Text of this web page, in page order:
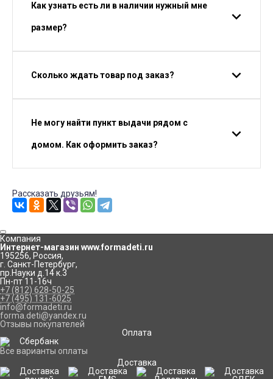
Как узнать есть ли в наличии нужный мне
размер?
Сколько ждать товар под заказ?
Не могу найти пункт выдачи рядом с
домом. Как оформить заказ?
Рассказать друзьям!
Компания
Интернет-магазин www.formadeti.ru
195256, Россия,
г. Санкт-Петербург,
пр.Науки д.14 к.3
Пн-пт 11-16ч
+7 (812) 628-50-25
+7 (495) 131-6025
info@formadeti.ru
forma.deti@yandex.ru
Отзывы покупателей
Оплата
Все варианты оплаты
Доставка